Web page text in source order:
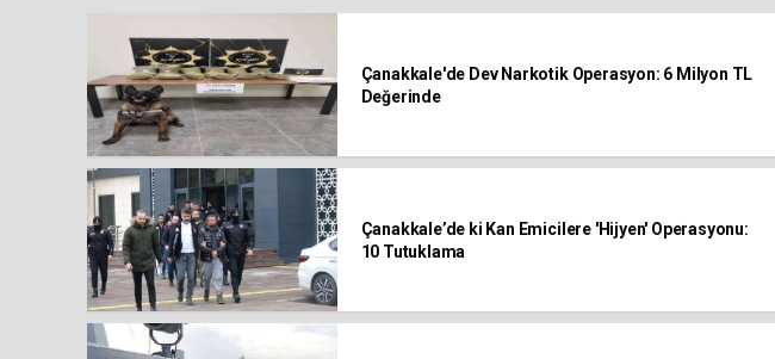
Çanakkale'de Dev Narkotik Operasyon: 6 Milyon TL
Değerinde
Çanakkale’de ki Kan Emicilere 'Hijyen' Operasyonu:
10 Tutuklama